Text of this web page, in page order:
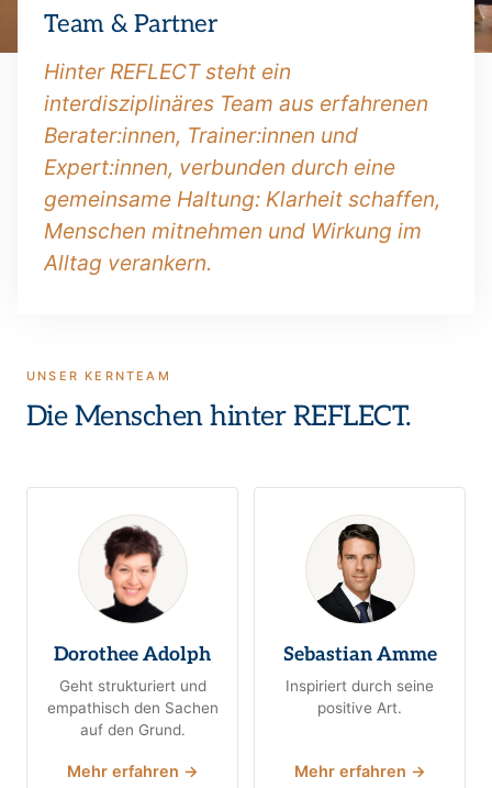
Team & Partner
Hinter REFLECT steht ein
interdisziplinäres Team aus erfahrenen
Berater:innen, Trainer:innen und
Expert:innen, verbunden durch eine
gemeinsame Haltung: Klarheit schaffen,
Menschen mitnehmen und Wirkung im
Alltag verankern.
UNSER KERNTEAM
Die Menschen hinter REFLECT.
Dorothee Adolph
Geht strukturiert und
empathisch den Sachen
auf den Grund.
Mehr erfahren →
Sebastian Amme
Inspiriert durch seine
positive Art.
Mehr erfahren →